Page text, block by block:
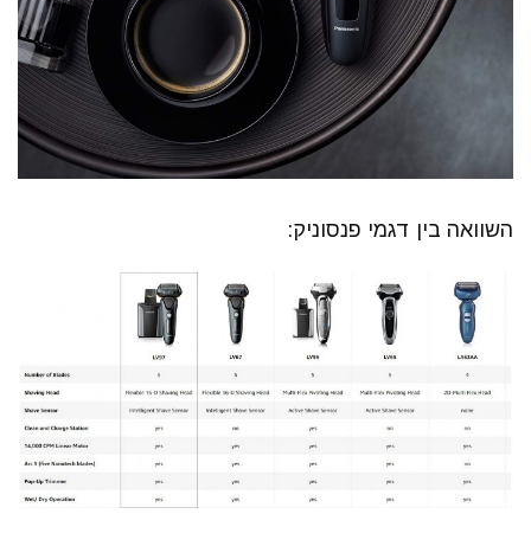
השוואה בין דגמי פנסוניק: